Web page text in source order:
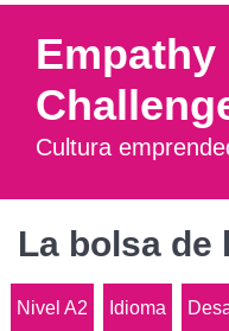
Empathy
Cultura
La bolsa de
Nivel A2 Idioma